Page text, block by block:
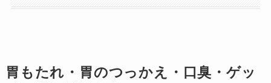
胃もたれ・胃のつっかえ・口臭・ゲッ